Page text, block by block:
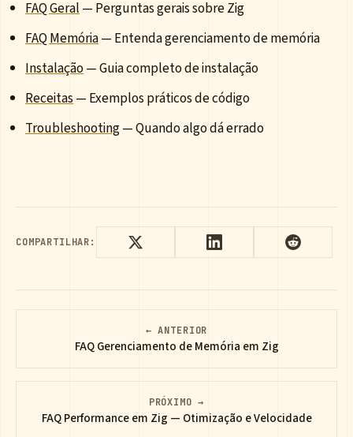
FAQ Geral— Perguntas gerais sobre Zig
FAQ Memória— Entenda gerenciamento de memória
Instalação— Guia completo de instalação
Receitas— Exemplos práticos de código
Troubleshooting— Quando algo dá errado
COMPARTILHAR:
← ANTERIOR
FAQ Gerenciamento de Memória em Zig
PRÓXIMO →
FAQ Performance em Zig — Otimização e Velocidade